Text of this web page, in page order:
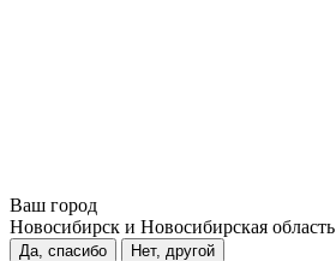
Ваш город
Новосибирск и Новосибирская область
Да, спасибо Нет, другой